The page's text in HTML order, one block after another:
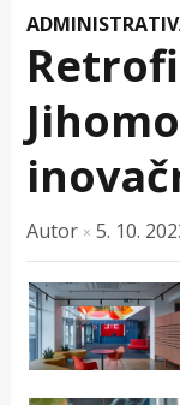
Autor × 5. 10.